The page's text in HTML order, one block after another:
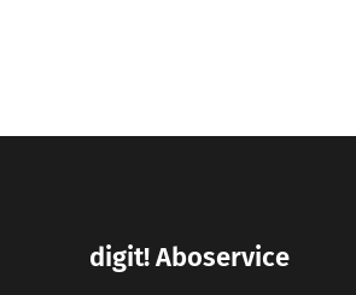
digit! Aboservice